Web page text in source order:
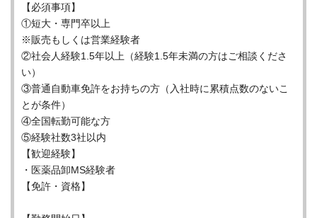
【必須事項】
①短大・専門卒以上
※販売もしくは営業経験者
②社会人経験1.5年以上（経験1.5年未満の方はご相談くださ
い）
③普通自動車免許をお持ちの方（入社時に累積点数のないこ
とが条件）
④全国転勤可能な方
⑤経験社数3社以内
【歓迎経験】
・医薬品卸MS経験者
【免許・資格】